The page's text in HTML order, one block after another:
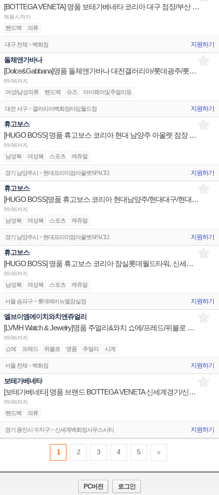
[BOTTEGA VENETA] 명품 보테가베네타 코리아 대구 점장/부산 점장,부점장/현대판교 판매사원 채용
채용시까지
핸드백 의류
대구 전체 > 백화점 지원하기
돌체앤가바나
[Dolce&Gabbana]명품 돌체앤가바나 대전갤러리아/롯데광주/롯데본점 판매사원 채용
09/06까지
여성/남성의류 핸드백 슈즈 아이웨어및주얼리등
대전 서구 > 갤러리아백화점타임월드점 지원하기
휴고보스
[HUGO BOSS] 명품 휴고보스 코리아 현대 남양주 아울렛 점장 채용
09/06까지
남성복 여성복 스포츠 캐쥬얼
경기 남양주시 > 현대프리미엄아울렛SPACE1 지원하기
휴고보스
[HUGO BOSS]명품 휴고보스 코리아 현대남양주/현대대구/현대무역 판매사원 채용
09/06까지
남성복 여성복 스포츠 캐쥬얼
경기 남양주시 > 현대프리미엄아울렛SPACE1 지원하기
휴고보스
[HUGO BOSS] 명품 휴고보스 코리아 잠실롯데월드타워, 신세계여주 판매사원/현대김포 BOH사원 채용
09/06까지
남성복 여성복 스포츠 캐쥬얼
서울 송파구 > 롯데에비뉴엘잠실점 지원하기
엘브이엠에이치와치앤쥬얼리
[LVMH Watch & Jewelry]명품 주얼리&와치 쇼메/프레드/위블로 전국 점장/부점장/판매사원 채용
09/06까지
쇼메 프레드 위블로 명품 주얼리 시계
서울 전체 > 백화점 지원하기
보테가베네타
[보테가베네타] 명품 브랜드 BOTTEGA VENETA 신세계경기/신세계대전 판매사원 채용
09/06까지
핸드백 의류
경기 용인시 수지구 > 신세계백화점사우스시티 지원하기
1 2 3 4 5 >
PC버전 로그인